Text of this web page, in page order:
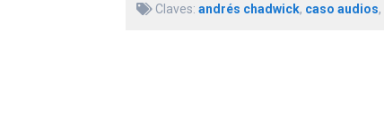
Claves: andrés chadwick, caso audios,